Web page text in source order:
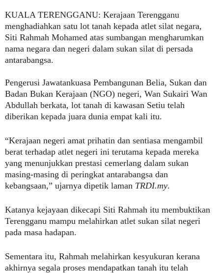
KUALA TERENGGANU: Kerajaan Terengganu
menghadiahkan satu lot tanah kepada atlet silat negara,
Siti Rahmah Mohamed atas sumbangan mengharumkan
nama negara dan negeri dalam sukan silat di persada
antarabangsa.
Pengerusi Jawatankuasa Pembangunan Belia, Sukan dan
Badan Bukan Kerajaan (NGO) negeri, Wan Sukairi Wan
Abdullah berkata, lot tanah di kawasan Setiu telah
diberikan kepada juara dunia empat kali itu.
“Kerajaan negeri amat prihatin dan sentiasa mengambil
berat terhadap atlet negeri ini terutama kepada mereka
yang menunjukkan prestasi cemerlang dalam sukan
masing-masing di peringkat antarabangsa dan
kebangsaan,” ujarnya dipetik laman TRDI.my.
Katanya kejayaan dikecapi Siti Rahmah itu membuktikan
Terengganu mampu melahirkan atlet sukan silat negeri
pada masa hadapan.
Sementara itu, Rahmah melahirkan kesyukuran kerana
akhirnya segala proses mendapatkan tanah itu telah